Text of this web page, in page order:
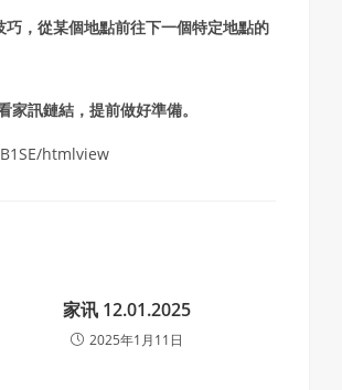
，從某個地點前往下一個特定地點的
訊鏈結，提前做好準備。
htmlview
家讯 12.01.2025
2025年1月11日